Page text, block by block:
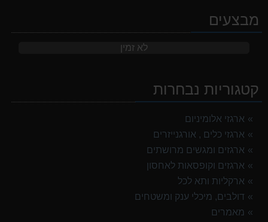
מבצעים
לא זמין
קטגוריות נבחרות
ארגזי אלומיניום
ארגזי כלים , אורגנייזרים
ארגזים ומגשים מרושתים
ארגזים וקופסאות לאחסון
ארקליות ותא לכל
דולבים, מיכלי ענק ומשטחים
מאמרים